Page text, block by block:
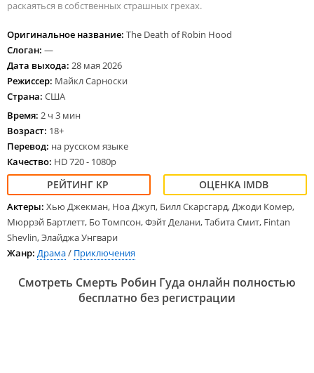
раскаяться в собственных страшных грехах.
Оригинальное название: The Death of Robin Hood
Слоган: —
Дата выхода: 28 мая 2026
Режиссер: Майкл Сарноски
Страна: США
Время: 2 ч 3 мин
Возраст: 18+
Перевод: на русском языке
Качество: HD 720 - 1080p
Актеры: Хью Джекман, Ноа Джуп, Билл Скарсгард, Джоди Комер,
Мюррэй Бартлетт, Бо Томпсон, Фэйт Делани, Табита Смит, Fintan
Shevlin, Элайджа Унгвари
Жанр: Драма/ Приключения
Смотреть Смерть Робин Гуда онлайн полностью
бесплатно без регистрации